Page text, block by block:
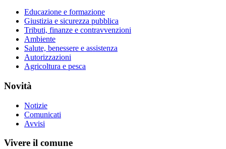
Educazione e formazione
Giustizia e sicurezza pubblica
Tributi, finanze e contravvenzioni
Ambiente
Salute, benessere e assistenza
Autorizzazioni
Agricoltura e pesca
Novità
Notizie
Comunicati
Avvisi
Vivere il comune